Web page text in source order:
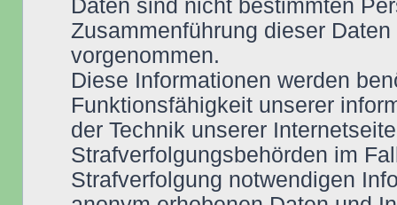
Daten sind nicht bestimmten
Zusammenführung dieser
vorgenommen.
Diese Informationen werden
Funktionsfähigkeit unserer
der Technik unserer
Strafverfolgungsbehörden im
Strafverfolgung notwendigen